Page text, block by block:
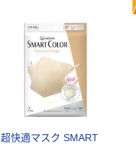
超快適マスク SMART